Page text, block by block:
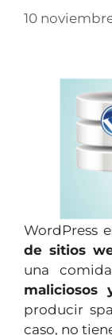
10
WordPress
de sitios
una
maliciosos
producir
caso, no